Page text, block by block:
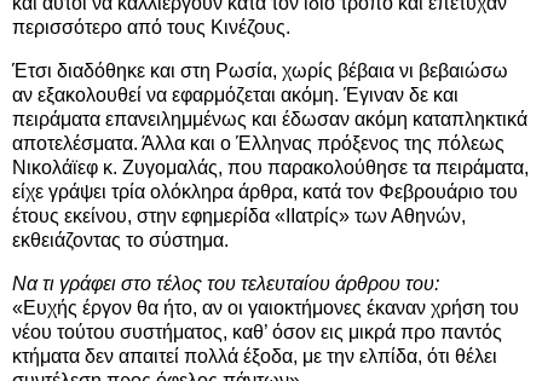
περισσότερο από τους Κινέζους.
Έτσι διαδόθηκε και στη Ρωσία, χωρίς βέβαια νι βεβαιώσω
αν εξακολουθεί να εφαρμόζεται ακόμη. Έγιναν δε και
πειράματα επανειλημμένως και έδωσαν ακόμη καταπληκτικά
αποτελέσματα. Άλλα και ο Έλληνας πρόξενος της πόλεως
Νικολάϊεφ κ. Ζυγομαλάς, που παρακολούθησε τα πειράματα,
είχε γράψει τρία ολόκληρα άρθρα, κατά τον Φεβρουάριο του
έτους εκείνου, στην εφημερίδα «ΙΙατρίς» των Αθηνών,
εκθειάζοντας το σύστημα.
Να τι γράφει στο τέλος του τελευταίου άρθρου του:
«Ευχής έργον θα ήτο, αν οι γαιοκτήμονες έκαναν χρήση του
νέου τούτου συστήματος, καθ’ όσον εις μικρά προ παντός
κτήματα δεν απαιτεί πολλά έξοδα, με την ελπίδα, ότι θέλει